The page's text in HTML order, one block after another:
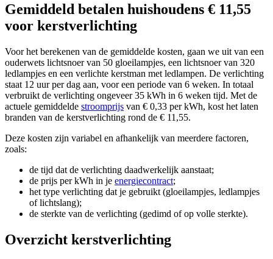
Gemiddeld betalen huishoudens € 11,55
voor kerstverlichting
Voor het berekenen van de gemiddelde kosten, gaan we uit van een
ouderwets lichtsnoer van 50 gloeilampjes, een lichtsnoer van 320
ledlampjes en een verlichte kerstman met ledlampen. De verlichting
staat 12 uur per dag aan, voor een periode van 6 weken. In totaal
verbruikt de verlichting ongeveer 35 kWh in 6 weken tijd. Met de
actuele gemiddelde stroomprijs van € 0,33 per kWh, kost het laten
branden van de kerstverlichting rond de € 11,55.
Deze kosten zijn variabel en afhankelijk van meerdere factoren,
zoals:
de tijd dat de verlichting daadwerkelijk aanstaat;
de prijs per kWh in je energiecontract;
het type verlichting dat je gebruikt (gloeilampjes, ledlampjes
of lichtslang);
de sterkte van de verlichting (gedimd of op volle sterkte).
Overzicht kerstverlichting